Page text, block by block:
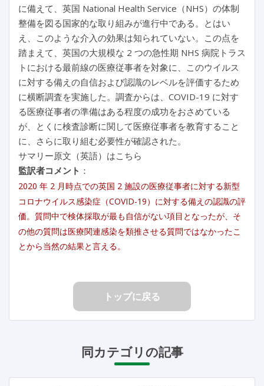
に備えて、英国 National Health Service（NHS）の体制
整備を図る国家的な取り組みが進行中である。とはい
え、このような介入の効果は知られていない。この点を
踏まえて、英国の大規模な 2 つの急性期 NHS 病院トラス
トにおける最前線の医療従事者を対象に、このウイルス
に対する備えの自信および認識のレベルを評価するため
に横断調査を実施した。調査からは、COVID-19 に対す
る医療従事者の準備はある程度の成功をおさめている
が、とくに検査診断に関して医療従事者を教育すること
に、さらに取り組む必要性が確認された。
サマリー原文（英語）はこちら
監訳者コメント ：
2020 年 2 月時点での英国 2 施設の医療従事者に対する新型
コロナウイルス感染症（COVID-19）に対する備えの認識の評
価。質問中で検体採取が最も自信がない項目となったが、そ
の他の質問は医療関連感染を類推させる質問ではなかったこ
とから当然の結果と言える。
トップに戻る
同カテゴリの記事